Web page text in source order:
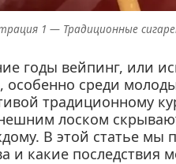
Традиционные
годы вейпинг, или
особенно среди
традиционному
лоском
В этой статье мы
и какие последствия